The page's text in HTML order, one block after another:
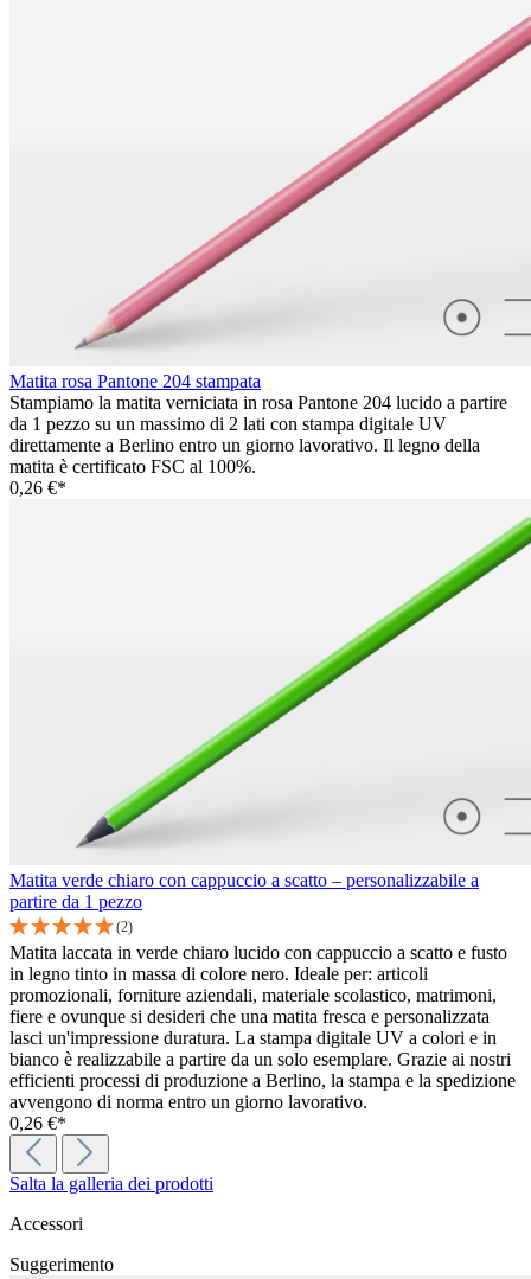
Matita rosa Pantone 204 stampata
Stampiamo la matita verniciata in rosa Pantone 204 lucido a partire
da 1 pezzo su un massimo di 2 lati con stampa digitale UV
direttamente a Berlino entro un giorno lavorativo. Il legno della
matita è certificato FSC al 100%.
0,26 €*
Matita verde chiaro con cappuccio a scatto – personalizzabile a
partire da 1 pezzo
(2)
Matita laccata in verde chiaro lucido con cappuccio a scatto e fusto
in legno tinto in massa di colore nero. Ideale per: articoli
promozionali, forniture aziendali, materiale scolastico, matrimoni,
fiere e ovunque si desideri che una matita fresca e personalizzata
lasci un'impressione duratura. La stampa digitale UV a colori e in
bianco è realizzabile a partire da un solo esemplare. Grazie ai nostri
efficienti processi di produzione a Berlino, la stampa e la spedizione
avvengono di norma entro un giorno lavorativo.
0,26 €*
Salta la galleria dei prodotti
Accessori
Suggerimento